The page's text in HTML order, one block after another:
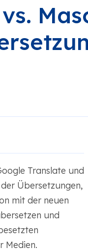
Translate und
Übersetzungen,
mit der neuen
und
Medien.